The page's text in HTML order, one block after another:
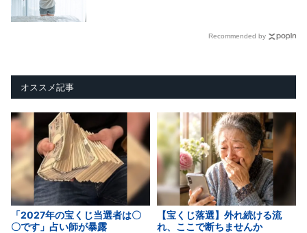
Recommended by
オススメ記事
「2027年の宝くじ当選者は〇
〇です」占い師が暴露
【宝くじ落選】外れ続ける流
れ、ここで断ちませんか